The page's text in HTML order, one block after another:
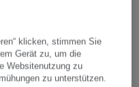
klicken, stimmen Sie
Gerät zu, um die
Websitenutzung zu
zu unterstützen.